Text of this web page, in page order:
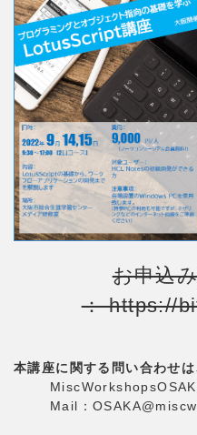
お申込
： https://
本講座に関する問い合わせ
Mail：